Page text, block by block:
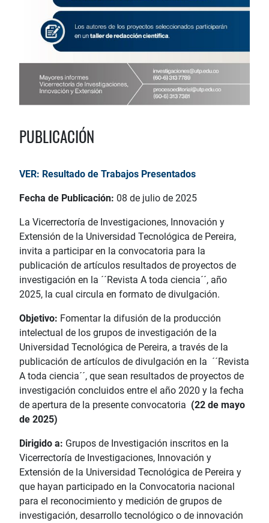
PUBLICACIÓN
VER: Resultado de Trabajos Presentados
​​​​​​​​Fecha de Publicación: 08 de julio de 2025
La Vicerrectoría de Investigaciones, Innovación y
Extensión de la Universidad Tecnológica de Pereira,
invita a participar en la convocatoria para la
publicación de artículos resultados de proyectos de
investigación en la ´´Revista A toda ciencia´´, año
2025, la cual circula en formato de divulgación.
Objetivo: Fomentar la difusión de la producción
intelectual de los grupos de investigación de la
Universidad Tecnológica de Pereira, a través de la
publicación de artículos de divulgación en la ´´Revista
A toda ciencia´´, que sean resultados de proyectos de
investigación concluidos entre el año 2020 y la fecha
de apertura de la presente convocatoria (22 de mayo
de 2025)
Dirigido a: Grupos de Investigación inscritos en la
Vicerrectoría de Investigaciones, Innovación y
Extensión de la Universidad Tecnológica de Pereira y
que hayan participado en la Convocatoria nacional
para el reconocimiento y medición de grupos de
investigación, desarrollo tecnológico o de innovación